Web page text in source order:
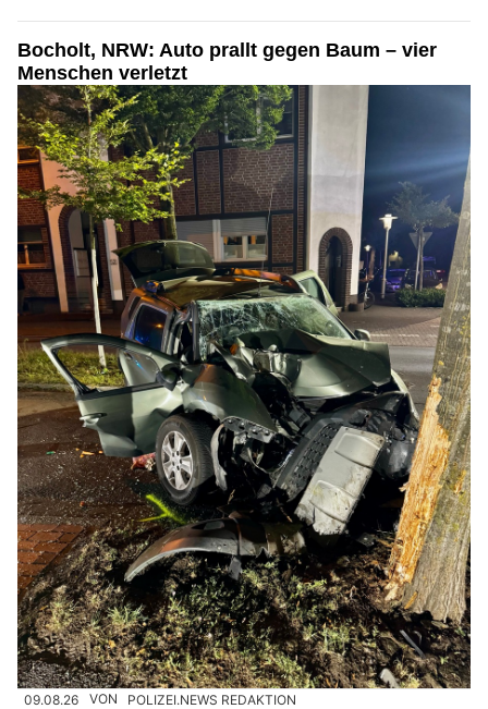
Bocholt, NRW: Auto prallt gegen Baum – vier
Menschen verletzt
09.08.26 VON POLIZEI.NEWS REDAKTION